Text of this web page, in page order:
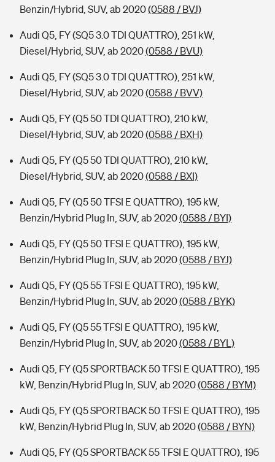
Benzin/Hybrid, SUV, ab 2020(0588 / BVJ)
Audi Q5, FY (SQ5 3.0 TDI QUATTRO), 251 kW,
Diesel/Hybrid, SUV, ab 2020(0588 / BVU)
Audi Q5, FY (SQ5 3.0 TDI QUATTRO), 251 kW,
Diesel/Hybrid, SUV, ab 2020(0588 / BVV)
Audi Q5, FY (Q5 50 TDI QUATTRO), 210 kW,
Diesel/Hybrid, SUV, ab 2020(0588 / BXH)
Audi Q5, FY (Q5 50 TDI QUATTRO), 210 kW,
Diesel/Hybrid, SUV, ab 2020(0588 / BXI)
Audi Q5, FY (Q5 50 TFSI E QUATTRO), 195 kW,
Benzin/Hybrid Plug In, SUV, ab 2020(0588 / BYI)
Audi Q5, FY (Q5 50 TFSI E QUATTRO), 195 kW,
Benzin/Hybrid Plug In, SUV, ab 2020(0588 / BYJ)
Audi Q5, FY (Q5 55 TFSI E QUATTRO), 195 kW,
Benzin/Hybrid Plug In, SUV, ab 2020(0588 / BYK)
Audi Q5, FY (Q5 55 TFSI E QUATTRO), 195 kW,
Benzin/Hybrid Plug In, SUV, ab 2020(0588 / BYL)
Audi Q5, FY (Q5 SPORTBACK 50 TFSI E QUATTRO), 195
kW, Benzin/Hybrid Plug In, SUV, ab 2020(0588 / BYM)
Audi Q5, FY (Q5 SPORTBACK 50 TFSI E QUATTRO), 195
kW, Benzin/Hybrid Plug In, SUV, ab 2020(0588 / BYN)
Audi Q5, FY (Q5 SPORTBACK 55 TFSI E QUATTRO), 195